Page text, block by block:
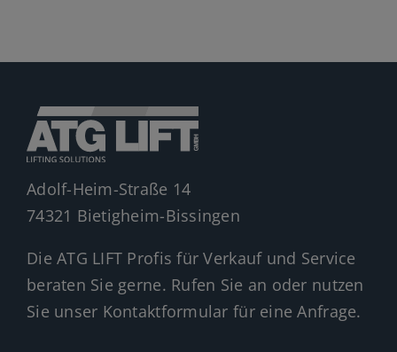
Adolf-Heim-Straße 14
74321 Bietigheim-Bissingen
Die ATG LIFT Profis für Verkauf und Service
beraten Sie gerne. Rufen Sie an oder nutzen
Sie unser Kontaktformular für eine Anfrage.